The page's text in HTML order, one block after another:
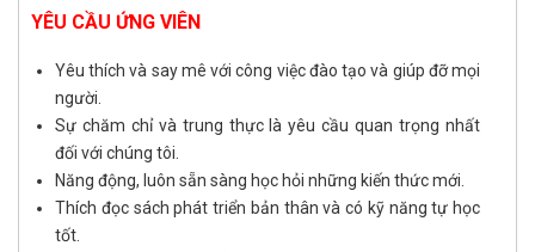
YÊU CẦU ỨNG VIÊN
Yêu thích và say mê với công việc đào tạo và giúp đỡ mọi
người.
Sự chăm chỉ và trung thực là yêu cầu quan trọng nhất
đối với chúng tôi.
Năng động, luôn sẵn sàng học hỏi những kiến thức mới.
Thích đọc sách phát triển bản thân và có kỹ năng tự học
tốt.